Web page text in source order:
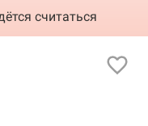
считаться